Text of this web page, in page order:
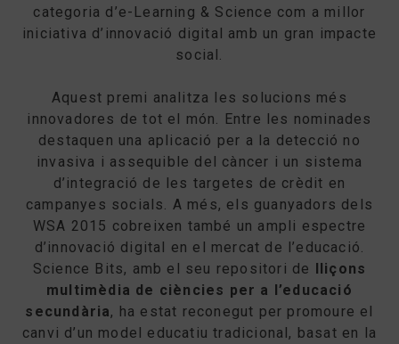
categoria d’e-Learning & Science com a millor
iniciativa d’innovació digital amb un gran impacte
social.
Aquest premi analitza les solucions més
innovadores de tot el món. Entre les nominades
destaquen una aplicació per a la detecció no
invasiva i assequible del càncer i un sistema
d’integració de les targetes de crèdit en
campanyes socials. A més, els guanyadors dels
WSA 2015 cobreixen també un ampli espectre
d’innovació digital en el mercat de l’educació.
Science Bits, amb el seu repositori de lliçons
multimèdia de ciències per a l’educació
secundària, ha estat reconegut per promoure el
canvi d’un model educatiu tradicional, basat en la